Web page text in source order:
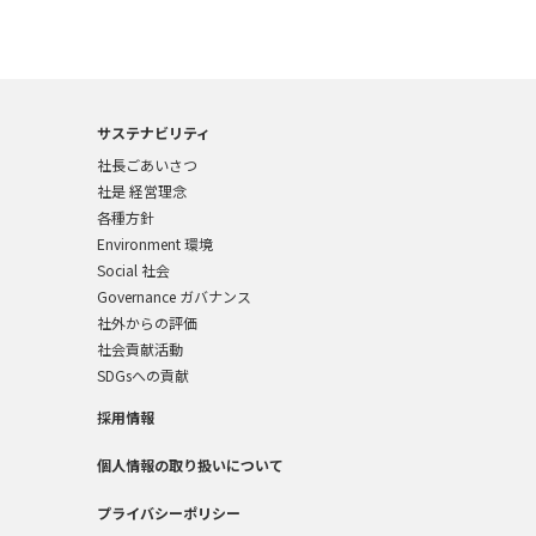
サステナビリティ
社長ごあいさつ
社是 経営理念
各種方針
Environment 環境
Social 社会
Governance ガバナンス
社外からの評価
社会貢献活動
SDGsへの貢献
採用情報
個人情報の取り扱いについて
プライバシーポリシー